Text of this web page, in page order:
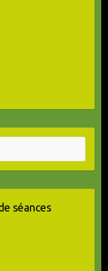
séances